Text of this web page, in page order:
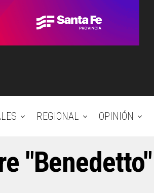
REGIONAL OPINIÓN
"Benedetto"